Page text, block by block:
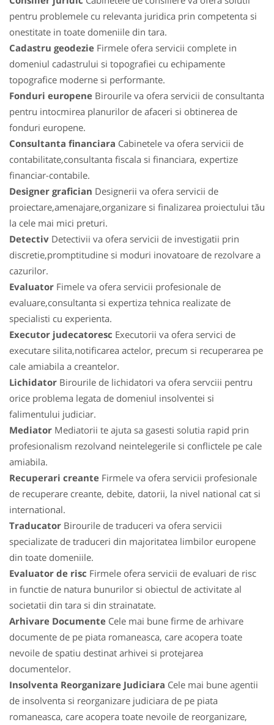
pentru problemele cu relevanta juridica prin competenta si
onestitate in toate domeniile din tara.
Cadastru geodezie Firmele ofera servicii complete in
domeniul cadastrului si topografiei cu echipamente
topografice moderne si performante.
Fonduri europene Birourile va ofera servicii de consultanta
pentru intocmirea planurilor de afaceri si obtinerea de
fonduri europene.
Consultanta financiara Cabinetele va ofera servicii de
contabilitate,consultanta fiscala si financiara, expertize
financiar-contabile.
Designer grafician Designerii va ofera servicii de
proiectare,amenajare,organizare si finalizarea proiectului tău
la cele mai mici preturi.
Detectiv Detectivii va ofera servicii de investigatii prin
discretie,promptitudine si moduri inovatoare de rezolvare a
cazurilor.
Evaluator Fimele va ofera servicii profesionale de
evaluare,consultanta si expertiza tehnica realizate de
specialisti cu experienta.
Executor judecatoresc Executorii va ofera servici de
executare silita,notificarea actelor, precum si recuperarea pe
cale amiabila a creantelor.
Lichidator Birourile de lichidatori va ofera servciii pentru
orice problema legata de domeniul insolventei si
falimentului judiciar.
Mediator Mediatorii te ajuta sa gasesti solutia rapid prin
profesionalism rezolvand neintelegerile si conflictele pe cale
amiabila.
Recuperari creante Firmele va ofera servicii profesionale
de recuperare creante, debite, datorii, la nivel national cat si
international.
Traducator Birourile de traduceri va ofera servicii
specializate de traduceri din majoritatea limbilor europene
din toate domeniile.
Evaluator de risc Firmele ofera servicii de evaluari de risc
in functie de natura bunurilor si obiectul de activitate al
societatii din tara si din strainatate.
Arhivare Documente Cele mai bune firme de arhivare
documente de pe piata romaneasca, care acopera toate
nevoile de spatiu destinat arhivei si protejarea
documentelor.
Insolventa Reorganizare Judiciara Cele mai bune agentii
de insolventa si reorganizare judiciara de pe piata
romaneasca, care acopera toate nevoile de reorganizare,